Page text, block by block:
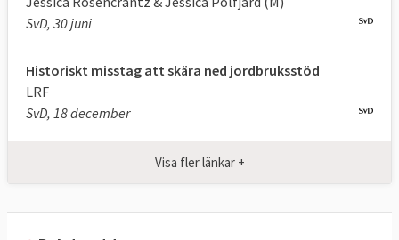
Vid det ovanligt långa EU-toppmötet, 17-21
och regeringscheferom två förslag: dels
dels om en ny fond för att hjälpa de mest
30 procent av pengarna i både budgeten och
klimatåtgärder.
SvD, 30 juni
Historiskt misstag att skära ned jordbruksstöd
LRF
SvD, 18 december
Visa fler länkar +